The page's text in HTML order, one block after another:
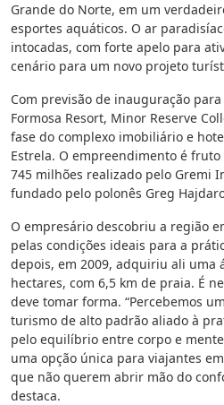
Grande do Norte, em um
esportes aquáticos. O ar
intocadas, com forte apelo para
cenário para um novo projeto
Com previsão de inauguração
Formosa Resort, Minor Reserve
fase do complexo imobiliário e
Estrela. O empreendimento é
745 milhões realizado pelo Gremi
fundado pelo polonês Greg
O empresário descobriu a região
pelas condições ideais para a
depois, em 2009, adquiriu ali uma
hectares, com 6,5 km de praia. É
deve tomar forma. “Percebemos
turismo de alto padrão aliado à
pelo equilíbrio entre corpo e
uma opção única para viajantes
que não querem abrir mão do
destaca.